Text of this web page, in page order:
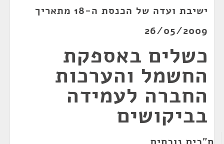
ישיבת ועדה של הכנסת ה-18 מתאריך
26/05/2009
כשלים באספקת
החשמל והערכות
החברה לעמידה
בביקושים